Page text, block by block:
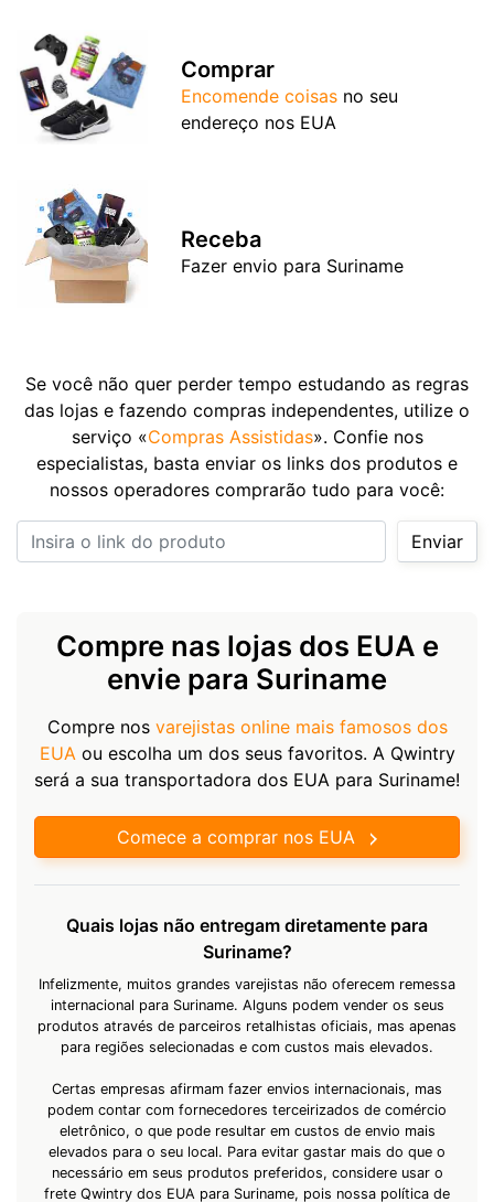
Comprar
Encomende coisas no seu
endereço nos EUA
Receba
Fazer envio para Suriname
Se você não quer perder tempo estudando as regras
das lojas e fazendo compras independentes, utilize o
serviço «Compras Assistidas». Confie nos
especialistas, basta enviar os links dos produtos e
nossos operadores comprarão tudo para você:
Insira o link do produto
Enviar
Compre nas lojas dos EUA e
envie para Suriname
Compre nos varejistas online mais famosos dos
EUAou escolha um dos seus favoritos. A Qwintry
será a sua transportadora dos EUA para Suriname!
Comece a comprar nos EUA
Quais lojas não entregam diretamente para
Suriname?
Infelizmente, muitos grandes varejistas não oferecem remessa
internacional para Suriname. Alguns podem vender os seus
produtos através de parceiros retalhistas oficiais, mas apenas
para regiões selecionadas e com custos mais elevados.
Certas empresas afirmam fazer envios internacionais, mas
podem contar com fornecedores terceirizados de comércio
eletrônico, o que pode resultar em custos de envio mais
elevados para o seu local. Para evitar gastar mais do que o
necessário em seus produtos preferidos, considere usar o
frete Qwintry dos EUA para Suriname, pois nossa política de